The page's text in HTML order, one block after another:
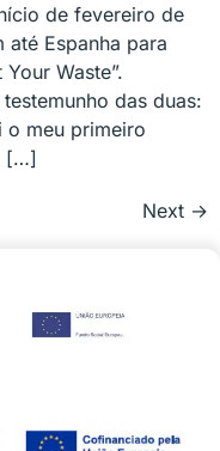
de fevereiro de
até Espanha para
Waste”.
das duas:
o meu primeiro
[…]
Next →